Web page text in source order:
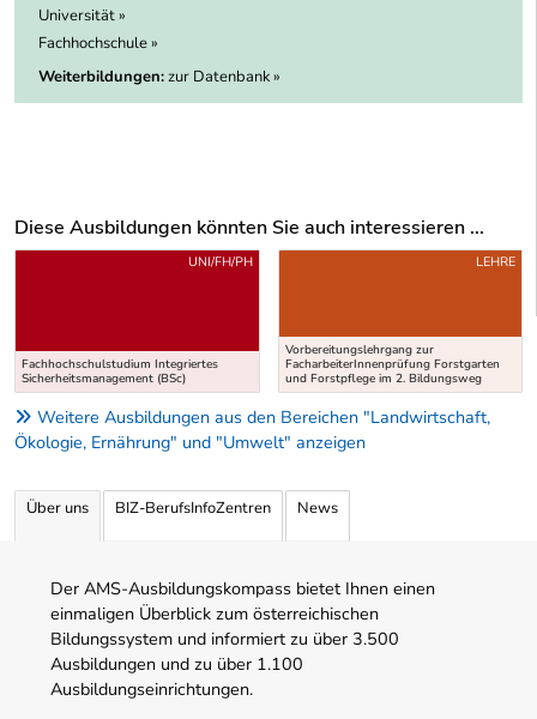
Universität »
Fachhochschule »
Weiterbildungen:zur Datenbank »
Diese Ausbildungen könnten Sie auch interessieren ...
Uber weitere Ausbildungsvorschläge
Fachhochschulstudium Integriertes
Sicherheitsmanagement (BSc)
UNI/FH/PH
Vorbereitungslehrgang zur
FacharbeiterInnenprüfung Forstgarten
und Forstpflege im 2. Bildungsweg
LEHRE
Weitere Ausbildungen aus den Bereichen "Landwirtschaft,
Ökologie, Ernährung" und "Umwelt" anzeigen
Über uns BIZ-BerufsInfoZentren News
Der AMS-Ausbildungskompass bietet Ihnen einen
einmaligen Überblick zum österreichischen
Bildungssystem und informiert zu über 3.500
Ausbildungen und zu über 1.100
Ausbildungseinrichtungen.